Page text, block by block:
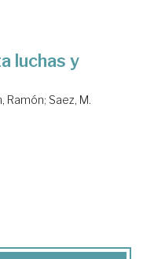
luchas y
Ramón; Saez, M.